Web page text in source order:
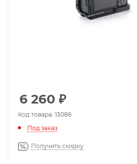
6 260 ₽
Код товара: 13086
Под заказ
Получить скидку